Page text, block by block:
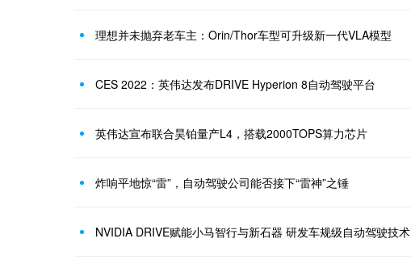
理想并未抛弃老车主：Orin/Thor车型可升级新一代VLA模型
CES 2022：英伟达发布DRIVE Hyperion 8自动驾驶平台
英伟达宣布联合昊铂量产L4，搭载2000TOPS算力芯片
炸响平地惊“雷”，自动驾驶公司能否接下“雷神”之锤
NVIDIA DRIVE赋能小马智行与新石器 研发车规级自动驾驶技术